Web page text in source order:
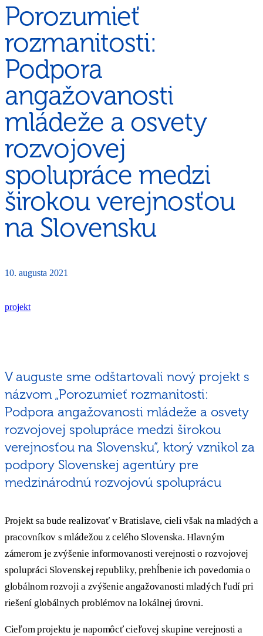
Porozumieť
rozmanitosti:
Podpora
angažovanosti
mládeže a osvety
rozvojovej
spolupráce medzi
širokou verejnosťou
na Slovensku
10. augusta 2021
projekt
V auguste sme odštartovali nový projekt s
názvom „Porozumieť rozmanitosti:
Podpora angažovanosti mládeže a osvety
rozvojovej spolupráce medzi širokou
verejnosťou na Slovensku“, ktorý vznikol za
podpory Slovenskej agentúry pre
medzinárodnú rozvojovú spoluprácu
Projekt sa bude realizovať v Bratislave, cieli však na mladých a
pracovníkov s mládežou z celého Slovenska. Hlavným
zámerom je zvýšenie informovanosti verejnosti o rozvojovej
spolupráci Slovenskej republiky, prehĺbenie ich povedomia o
globálnom rozvoji a zvýšenie angažovanosti mladých ľudí pri
riešení globálnych problémov na lokálnej úrovni.
Cieľom projektu je napomôcť cieľovej skupine verejnosti a